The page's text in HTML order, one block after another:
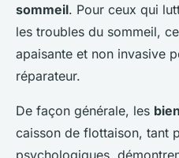
sommeil. Pour ceux qui
les troubles du sommeil,
apaisante et non invasive
réparateur.
De façon générale, les
caisson de flottaison, tant
psychologiques,